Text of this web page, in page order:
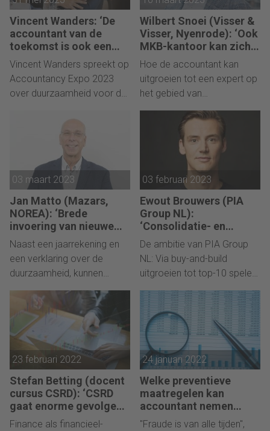
Vincent Wanders: ‘De
accountant van de
toekomst is ook een
duurzaamheidsadviseur
Vincent Wanders spreekt op
Accountancy Expo 2023
over duurzaamheid voor de
Wilbert Snoei (Visser &
Visser, Nyenrode): ‘Ook
MKB-kantoor kan zich
richten op data-analyse’
Hoe de accountant kan
uitgroeien tot een expert op
het gebied van
datagedreven analyse en
03 maart 2023
Jan Matto (Mazars,
NOREA): ‘Brede
invoering van nieuwe
rapportagestandaard
voor IT verwacht’
Naast een jaarrekening en
een verklaring over de
duurzaamheid, kunnen
bedrijven binnenkort ook
een soort 'IT in control'-
verklaring krijgen. "Veel
bedrijven kunnen straks niet
meer zonder."
03 februari 2023
Ewout Brouwers (PIA
Group NL):
‘Consolidatie- en
innovatiegolf in
accountancy is
begonnen’
De ambitie van PIA Group
NL: Via buy-and-build
uitgroeien tot top-10 speler
in de accountancymarkt.
23 februari 2022
Stefan Betting (docent
cursus CSRD): ‘CSRD
gaat enorme gevolgen
hebben’
Finance als financieel-
24 januari 2022
Welke preventieve
maatregelen kan
accountant nemen
tegen fraude?
"Fraude is van alle tijden",